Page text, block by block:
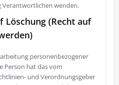
Verantwortlichen wenden.
Löschung (Recht auf
personenbezogener
Person hat das vom
und Verordnungsgeber